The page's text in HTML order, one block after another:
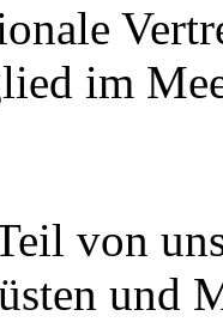
im
von
und